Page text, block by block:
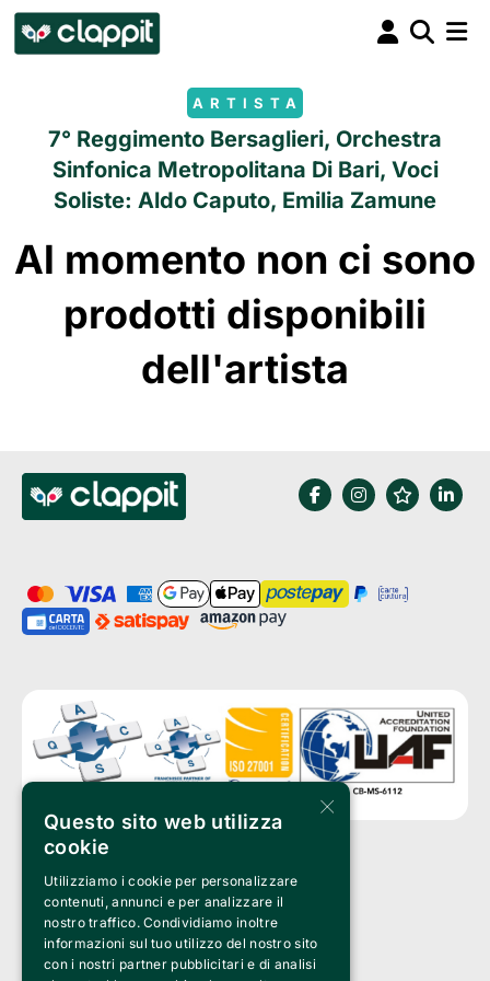
ARTISTA
7° Reggimento Bersaglieri, Orchestra
Sinfonica Metropolitana Di Bari, Voci
Soliste: Aldo Caputo, Emilia Zamune
Al momento non ci sono
prodotti disponibili
dell'artista
Clappit è un marchio di proprietà di:
Bemils Srl
a Socio Unico
Via Fosse Ardeatine, 4 -20092 Cinisello Balsamo (MI)
PI 05589050961
Iscr. C.C.I.A.A. Milano R.E.A. 1833471
×
Questo sito web utilizza
cookie
Utilizziamo i cookie per personalizzare
contenuti, annunci e per analizzare il
nostro traffico. Condividiamo inoltre
informazioni sul tuo utilizzo del nostro sito
con i nostri partner pubblicitari e di analisi